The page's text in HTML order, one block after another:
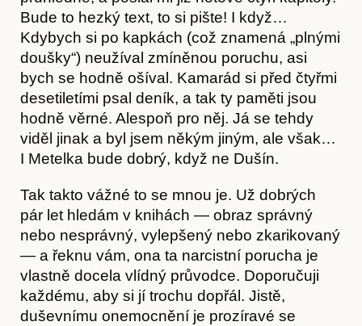
Obchod
Bude to hezký text, to si pište! I když…
Kdybych si po kapkách (což znamená „plnými
doušky“) neužíval zmíněnou poruchu, asi
bych se hodně ošíval. Kamarád si před čtyřmi
desetiletími psal deník, a tak ty paměti jsou
hodně věrné. Alespoň pro něj. Já se tehdy
viděl jinak a byl jsem někým jiným, ale však…
I Metelka bude dobrý, když ne Dušín.
Tak takto vážné to se mnou je. Už dobrých
pár let hledám v knihách — obraz správný
nebo nesprávný, vylepšený nebo zkarikovaný
— a řeknu vám, ona ta narcistní porucha je
vlastně docela vlídný průvodce. Doporučuji
každému, aby si jí trochu dopřál. Jistě,
duševnímu onemocnění je prozíravé se